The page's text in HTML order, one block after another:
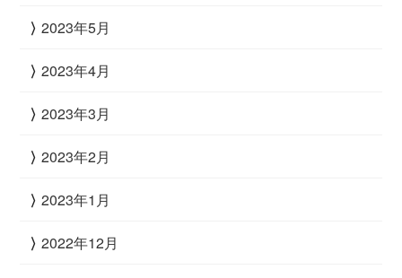
2023年5月
2023年4月
2023年3月
2023年2月
2023年1月
2022年12月